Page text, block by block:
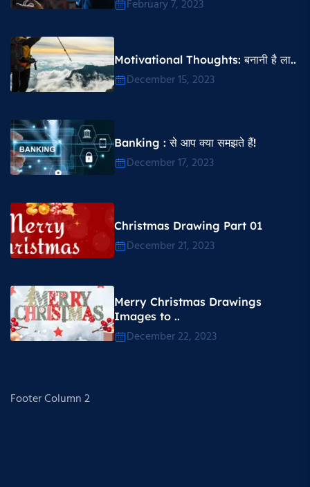
February 7, 2023
Motivational Thoughts​: बनानी है ला..
December 15, 2023
Banking : से आप क्या समझते हैं!
December 17, 2023
Christmas Drawing Part 01
December 21, 2023
Merry Christmas Drawings
Images to ..
December 22, 2023
Footer Column 2